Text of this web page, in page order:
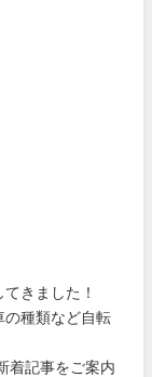
きました！
の種類など自転
着記事をご案内